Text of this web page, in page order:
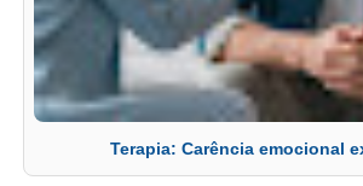
Terapia: Carência emocional